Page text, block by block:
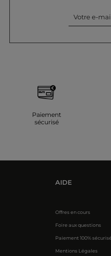
Votre e-
Paiement
sécurisé
AIDE
Offres en cours
Foire aux questions
Paiement 100% sécurisé
Mentions Légales